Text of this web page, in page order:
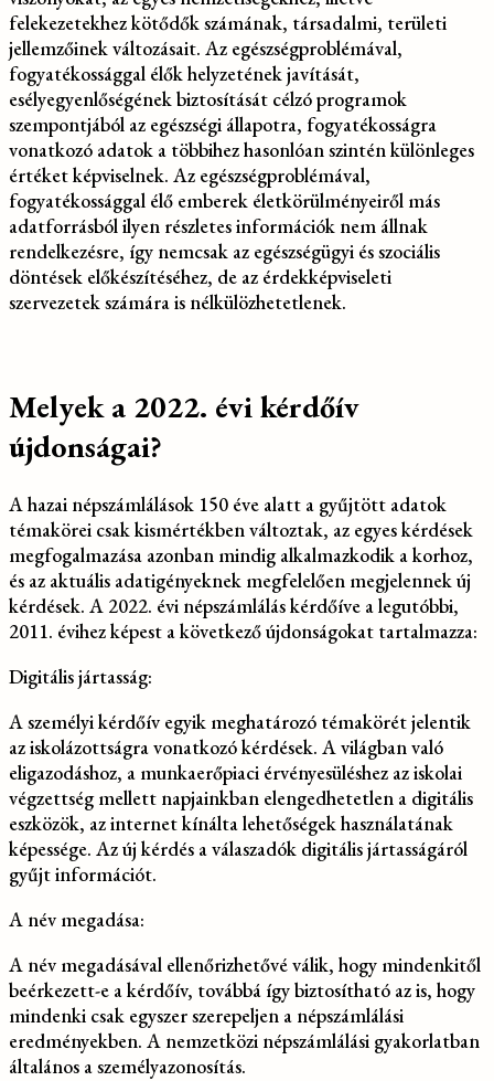
felekezetekhez kötődők számának, társadalmi, területi
jellemzőinek változásait. Az egészségproblémával,
fogyatékossággal élők helyzetének javítását,
esélyegyenlőségének biztosítását célzó programok
szempontjából az egészségi állapotra, fogyatékosságra
vonatkozó adatok a többihez hasonlóan szintén különleges
értéket képviselnek. Az egészségproblémával,
fogyatékossággal élő emberek életkörülményeiről más
adatforrásból ilyen részletes információk nem állnak
rendelkezésre, így nemcsak az egészségügyi és szociális
döntések előkészítéséhez, de az érdekképviseleti
szervezetek számára is nélkülözhetetlenek.
Melyek a 2022. évi kérdőív
újdonságai?
A hazai népszámlálások 150 éve alatt a gyűjtött adatok
témakörei csak kismértékben változtak, az egyes kérdések
megfogalmazása azonban mindig alkalmazkodik a korhoz,
és az aktuális adatigényeknek megfelelően megjelennek új
kérdések. A 2022. évi népszámlálás kérdőíve a legutóbbi,
2011. évihez képest a következő újdonságokat tartalmazza:
Digitális jártasság:
A személyi kérdőív egyik meghatározó témakörét jelentik
az iskolázottságra vonatkozó kérdések. A világban való
eligazodáshoz, a munkaerőpiaci érvényesüléshez az iskolai
végzettség mellett napjainkban elengedhetetlen a digitális
eszközök, az internet kínálta lehetőségek használatának
képessége. Az új kérdés a válaszadók digitális jártasságáról
gyűjt információt.
A név megadása:
A név megadásával ellenőrizhetővé válik, hogy mindenkitől
beérkezett-e a kérdőív, továbbá így biztosítható az is, hogy
mindenki csak egyszer szerepeljen a népszámlálási
eredményekben. A nemzetközi népszámlálási gyakorlatban
általános a személyazonosítás.